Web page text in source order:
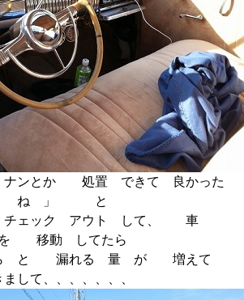
とか 処置 できて 良かった
ね 」 と
ェック アウト して、 車
を 移動 してたら
と 漏れる 量 が 増えて
まして、、、、、、、